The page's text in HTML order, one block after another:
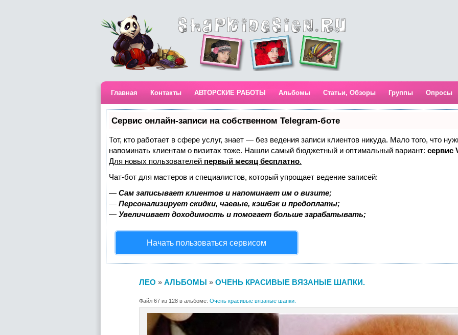
Главная Контакты АВТОРСКИЕ РАБОТЫ Альбомы Статьи, Обзоры Группы Опросы
Сервис онлайн-записи на собственном Telegram-боте
Тот, кто работает в сфере услуг, знает — без ведения записи клиентов никуда. Мало того, что
напоминать клиентам о визитах тоже. Нашли самый бюджетный и оптимальный вариант: сервис
Для новых пользователей первый месяц бесплатно.
Чат-бот для мастеров и специалистов, который упрощает ведение записей:
— Сам записывает клиентов и напоминает им о визите;
— Персонализирует скидки, чаевые, кэшбэк и предоплаты;
— Увеличивает доходимость и помогает больше зарабатывать;
Начать пользоваться сервисом
ЛЕО » АЛЬБОМЫ » ОЧЕНЬ КРАСИВЫЕ ВЯЗАНЫЕ ШАПКИ.
Файл 67 из 128 в альбоме: Очень красивые вязаные шапки.